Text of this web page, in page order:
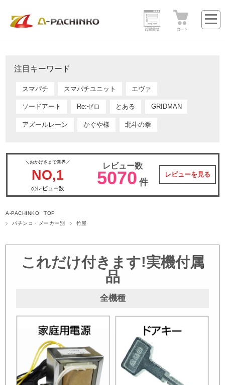
注目キーワード
スマパチ スマパチユニット エヴァ
ソードアート Re:ゼロ とある GRIDMAN
アズールレーン かぐや様 北斗の拳
＼おかげさまで業界／
NO,1
のレビュー数
レビュー数
5070 件
レビューを見る
A-PACHINKO TOP
パチンコ・メーカー別
竹屋
これだけ付きます!実機付属
品
全機種